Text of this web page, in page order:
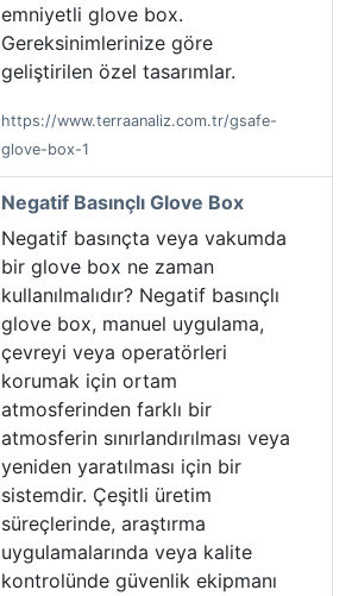
emniyetli glove box.
Gereksinimlerinize göre
geliştirilen özel tasarımlar.
https://www.terraanaliz.com.tr/gsafe-
glove-box-1
Negatif Basınçlı Glove Box
Negatif basınçta veya vakumda
bir glove box ne zaman
kullanılmalıdır? Negatif basınçlı
glove box, manuel uygulama,
çevreyi veya operatörleri
korumak için ortam
atmosferinden farklı bir
atmosferin sınırlandırılması veya
yeniden yaratılması için bir
sistemdir. Çeşitli üretim
süreçlerinde, araştırma
uygulamalarında veya kalite
kontrolünde güvenlik ekipmanı